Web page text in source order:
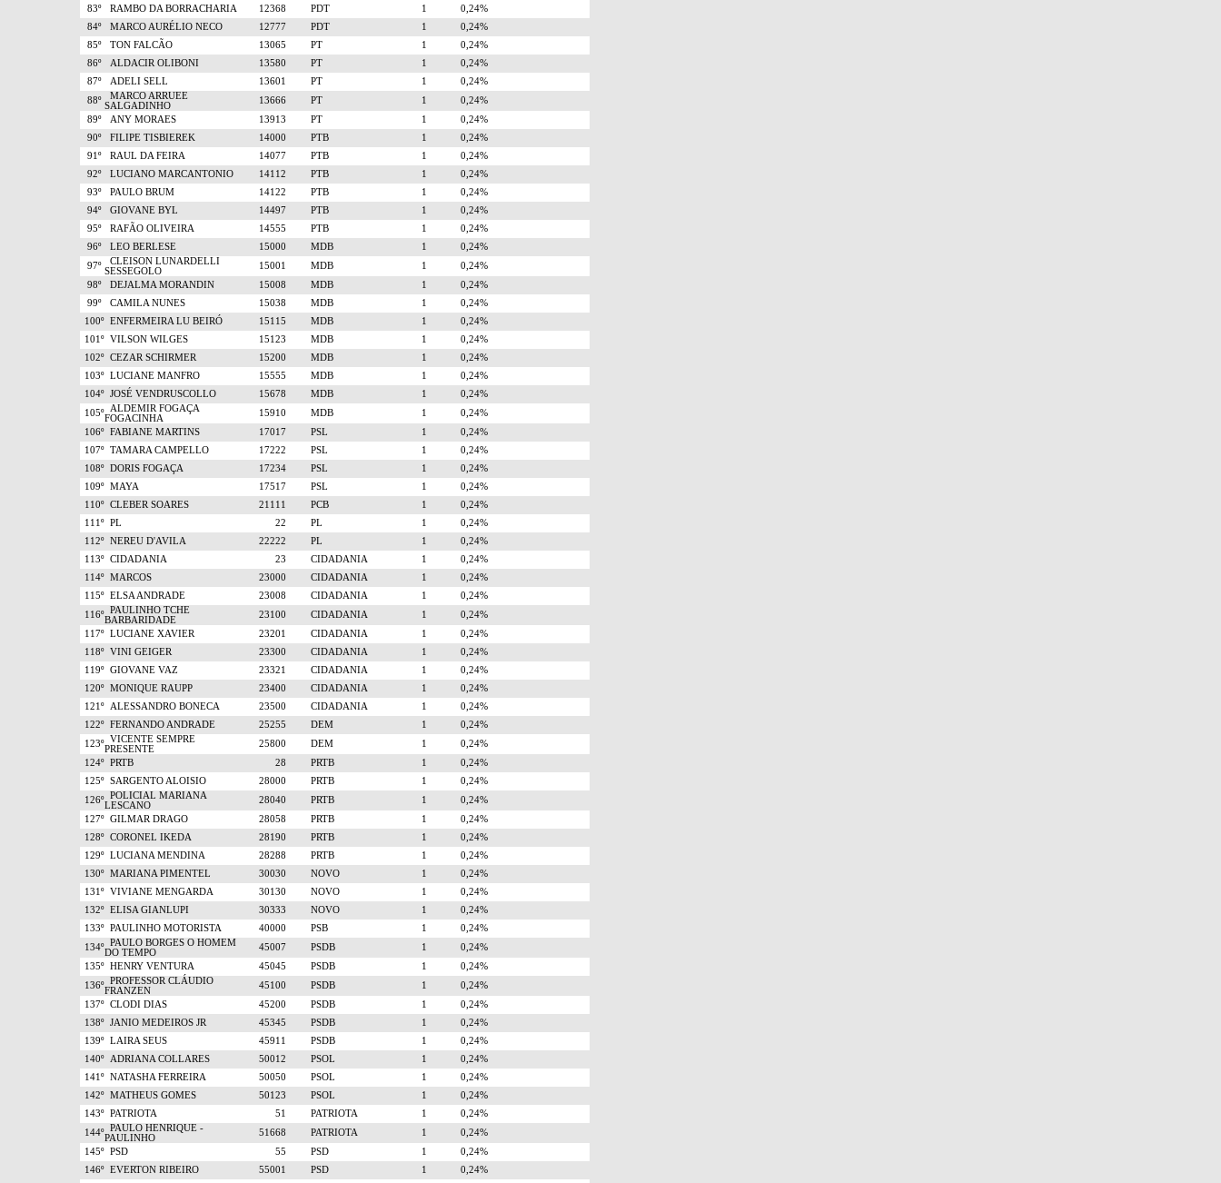
83º
RAMBO DA BORRACHARIA 12368 PDT 1
0,24%
84º
MARCO AURÉLIO NECO 12777 PDT 1
0,24%
85º
TON FALCÃO 13065 PT 1
0,24%
86º
ALDACIR OLIBONI 13580 PT 1
0,24%
87º
ADELI SELL 13601 PT 1
0,24%
88º
MARCO ARRUEE
SALGADINHO
13666 PT 1
0,24%
89º
ANY MORAES 13913 PT 1
0,24%
90º
FILIPE TISBIEREK 14000 PTB 1
0,24%
91º
RAUL DA FEIRA 14077 PTB 1
0,24%
92º
LUCIANO MARCANTONIO 14112 PTB 1
0,24%
93º
PAULO BRUM 14122 PTB 1
0,24%
94º
GIOVANE BYL 14497 PTB 1
0,24%
95º
RAFÃO OLIVEIRA 14555 PTB 1
0,24%
96º
LEO BERLESE 15000 MDB 1
0,24%
97º
CLEISON LUNARDELLI
SESSEGOLO
15001 MDB 1
0,24%
98º
DEJALMA MORANDIN 15008 MDB 1
0,24%
99º
CAMILA NUNES 15038 MDB 1
0,24%
100º
ENFERMEIRA LU BEIRÓ 15115 MDB 1
0,24%
101º
VILSON WILGES 15123 MDB 1
0,24%
102º
CEZAR SCHIRMER 15200 MDB 1
0,24%
103º
LUCIANE MANFRO 15555 MDB 1
0,24%
104º
JOSÉ VENDRUSCOLLO 15678 MDB 1
0,24%
105º
ALDEMIR FOGAÇA
FOGACINHA
15910 MDB 1
0,24%
106º
FABIANE MARTINS 17017 PSL 1
0,24%
107º
TAMARA CAMPELLO 17222 PSL 1
0,24%
108º
DORIS FOGAÇA 17234 PSL 1
0,24%
109º
MAYA 17517 PSL 1
0,24%
110º
CLEBER SOARES 21111 PCB 1
0,24%
111º
PL 22 PL 1
0,24%
112º
NEREU D'AVILA 22222 PL 1
0,24%
113º
CIDADANIA 23 CIDADANIA 1
0,24%
114º
MARCOS 23000 CIDADANIA 1
0,24%
115º
ELSA ANDRADE 23008 CIDADANIA 1
0,24%
116º
PAULINHO TCHE
BARBARIDADE
23100 CIDADANIA 1
0,24%
117º
LUCIANE XAVIER 23201 CIDADANIA 1
0,24%
118º
VINI GEIGER 23300 CIDADANIA 1
0,24%
119º
GIOVANE VAZ 23321 CIDADANIA 1
0,24%
120º
MONIQUE RAUPP 23400 CIDADANIA 1
0,24%
121º
ALESSANDRO BONECA 23500 CIDADANIA 1
0,24%
122º
FERNANDO ANDRADE 25255 DEM 1
0,24%
123º
VICENTE SEMPRE
PRESENTE
25800 DEM 1
0,24%
124º
PRTB 28 PRTB 1
0,24%
125º
SARGENTO ALOISIO 28000 PRTB 1
0,24%
126º
POLICIAL MARIANA
LESCANO
28040 PRTB 1
0,24%
127º
GILMAR DRAGO 28058 PRTB 1
0,24%
128º
CORONEL IKEDA 28190 PRTB 1
0,24%
129º
LUCIANA MENDINA 28288 PRTB 1
0,24%
130º
MARIANA PIMENTEL 30030 NOVO 1
0,24%
131º
VIVIANE MENGARDA 30130 NOVO 1
0,24%
132º
ELISA GIANLUPI 30333 NOVO 1
0,24%
133º
PAULINHO MOTORISTA 40000 PSB 1
0,24%
134º
PAULO BORGES O HOMEM
DO TEMPO
45007 PSDB 1
0,24%
135º
HENRY VENTURA 45045 PSDB 1
0,24%
136º
PROFESSOR CLÁUDIO
FRANZEN
45100 PSDB 1
0,24%
137º
CLODI DIAS 45200 PSDB 1
0,24%
138º
JANIO MEDEIROS JR 45345 PSDB 1
0,24%
139º
LAIRA SEUS 45911 PSDB 1
0,24%
140º
ADRIANA COLLARES 50012 PSOL 1
0,24%
141º
NATASHA FERREIRA 50050 PSOL 1
0,24%
142º
MATHEUS GOMES 50123 PSOL 1
0,24%
143º
PATRIOTA 51 PATRIOTA 1
0,24%
144º
PAULO HENRIQUE -
PAULINHO
51668 PATRIOTA 1
0,24%
145º
PSD 55 PSD 1
0,24%
146º
EVERTON RIBEIRO 55001 PSD 1 0,24%